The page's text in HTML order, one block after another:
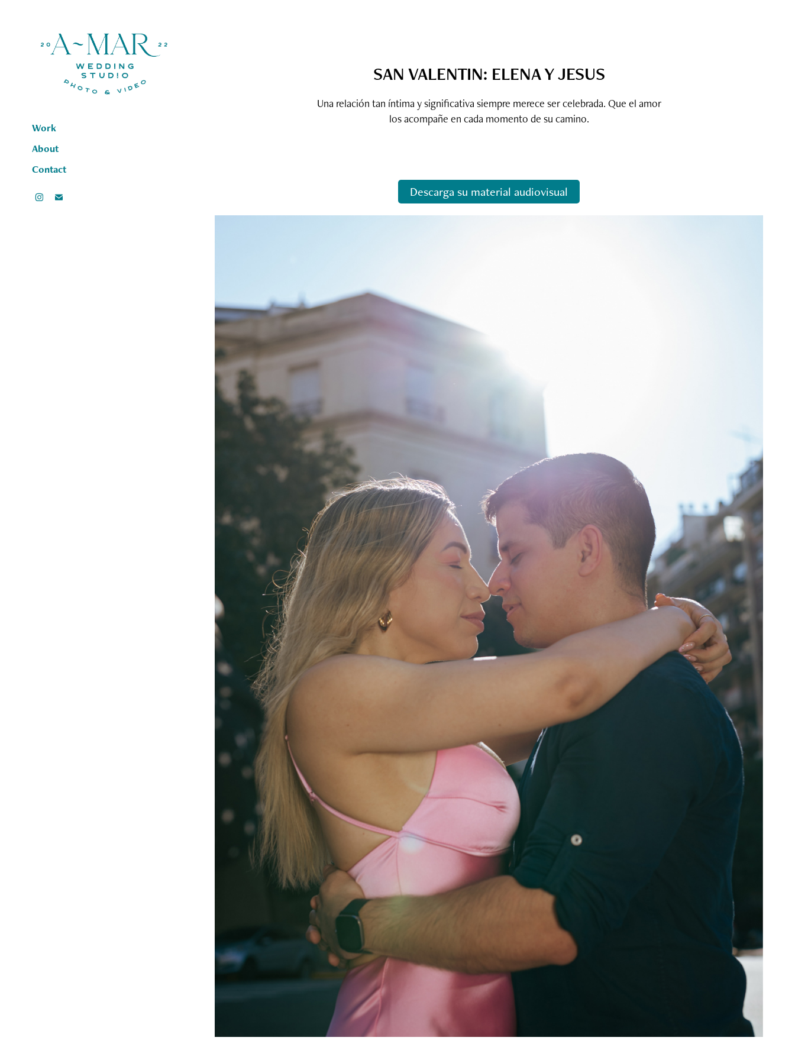
Work
About
Contact
SAN VALENTIN: ELENA Y JESUS
Una relación tan íntima y significativa siempre merece ser celebrada. Que el amor
los acompañe en cada momento de su camino.
Descarga su material audiovisual